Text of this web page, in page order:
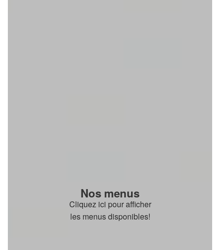
Nos menus
Cliquez ici pour afficher
les menus disponibles!